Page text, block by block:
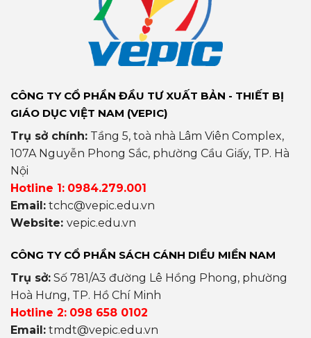
CÔNG TY CỔ PHẦN ĐẦU TƯ XUẤT BẢN - THIẾT BỊ
GIÁO DỤC VIỆT NAM (VEPIC)
Trụ sở chính: Tầng 5, toà nhà Lâm Viên Complex,
107A Nguyễn Phong Sắc, phường Cầu Giấy, TP. Hà
Nội
Hotline 1: 0984.279.001
Email: tchc@vepic.edu.vn
Website: vepic.edu.vn
CÔNG TY CỔ PHẦN SÁCH CÁNH DIỀU MIỀN NAM
Trụ sở: Số 781/A3 đường Lê Hồng Phong, phường
Hoà Hưng, TP. Hồ Chí Minh
Hotline 2: 098 658 0102
Email: tmdt@vepic.edu.vn